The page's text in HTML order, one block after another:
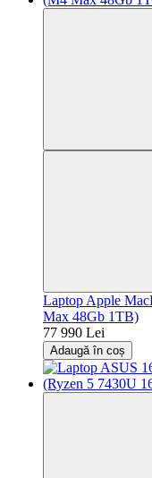
Laptop Apple
Max 48Gb 1TB)
77 990 Lei
Adaugă în coș